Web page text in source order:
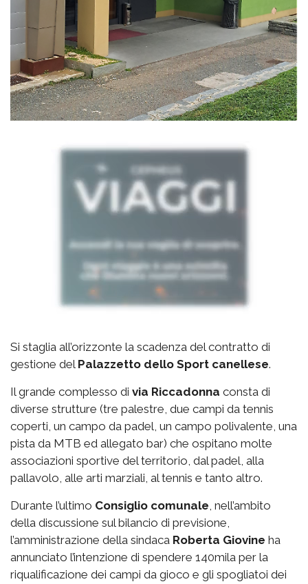
Si staglia all’orizzonte la scadenza del contratto di
gestione del Palazzetto dello Sport canellese.
Il grande complesso di via Riccadonna consta di
diverse strutture (tre palestre, due campi da tennis
coperti, un campo da padel, un campo polivalente, una
pista da MTB ed allegato bar) che ospitano molte
associazioni sportive del territorio, dal padel, alla
pallavolo, alle arti marziali, al tennis e tanto altro.
Durante l’ultimo Consiglio comunale, nell’ambito
della discussione sul bilancio di previsione,
l’amministrazione della sindaca Roberta Giovine ha
annunciato l’intenzione di spendere 140mila per la
riqualificazione dei campi da gioco e gli spogliatoi dei